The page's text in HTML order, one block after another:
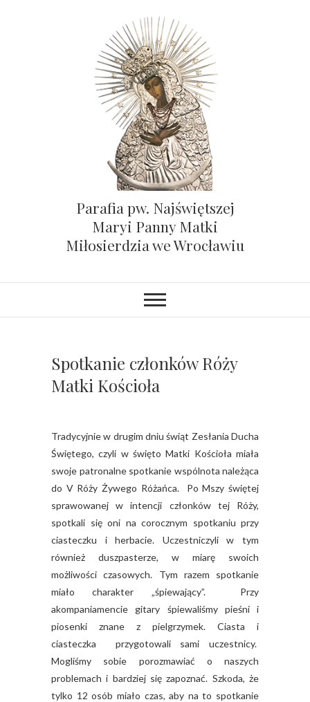
Parafia pw. Najświętszej
Maryi Panny Matki
Miłosierdzia we Wrocławiu
Spotkanie członków Róży
Matki Kościoła
Tradycyjnie w drugim dniu świąt Zesłania Ducha
Świętego, czyli w święto Matki Kościoła miała
swoje patronalne spotkanie wspólnota należąca
do V Róży Żywego Różańca. Po Mszy świętej
sprawowanej w intencji członków tej Róży,
spotkali się oni na corocznym spotkaniu przy
ciasteczku i herbacie. Uczestniczyli w tym
również duszpasterze, w miarę swoich
możliwości czasowych. Tym razem spotkanie
miało charakter „śpiewający”. Przy
akompaniamencie gitary śpiewaliśmy pieśni i
piosenki znane z pielgrzymek. Ciasta i
ciasteczka przygotowali sami uczestnicy.
Mogliśmy sobie porozmawiać o naszych
problemach i bardziej się zapoznać. Szkoda, że
tylko 12 osób miało czas, aby na to spotkanie